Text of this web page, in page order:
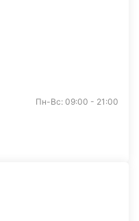
Пн-Вс: 09:00 - 21:00